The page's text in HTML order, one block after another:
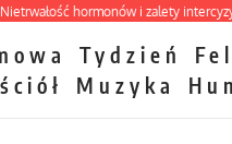
hormonów i zalety intercyzy
Tydzień
Muzyka